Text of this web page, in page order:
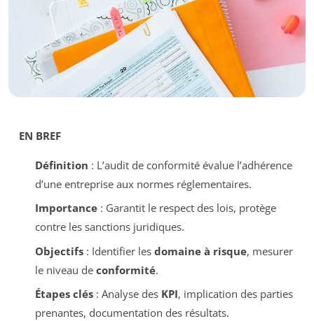
EN BREF
Définition : L’audit de conformité évalue l’adhérence
d’une entreprise aux normes réglementaires.
Importance: Garantit le respect des lois, protège
contre les sanctions juridiques.
Objectifs: Identifier les domaine à risque, mesurer
le niveau de conformité.
Étapes clés: Analyse des KPI, implication des parties
prenantes, documentation des résultats.